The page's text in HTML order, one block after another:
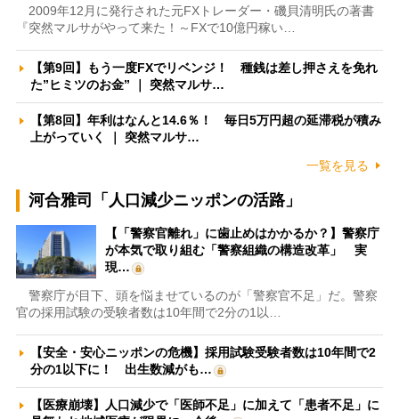
2009年12月に発行された元FXトレーダー・磯貝清明氏の著書
『突然マルサがやって来た！～FXで10億円稼い…
【第9回】もう一度FXでリベンジ！ 種銭は差し押さえを免れ
た”ヒミツのお金” ｜ 突然マルサ…
【第8回】年利はなんと14.6％！ 毎日5万円超の延滞税が積み
上がっていく ｜ 突然マルサ…
一覧を見る
河合雅司「人口減少ニッポンの活路」
【「警察官離れ」に歯止めはかかるか？】警察庁
が本気で取り組む「警察組織の構造改革」 実
現…
警察庁が目下、頭を悩ませているのが「警察官不足」だ。警察
官の採用試験の受験者数は10年間で2分の1以…
【安全・安心ニッポンの危機】採用試験受験者数は10年間で2
分の1以下に！ 出生数減がも…
【医療崩壊】人口減少で「医師不足」に加えて「患者不足」に